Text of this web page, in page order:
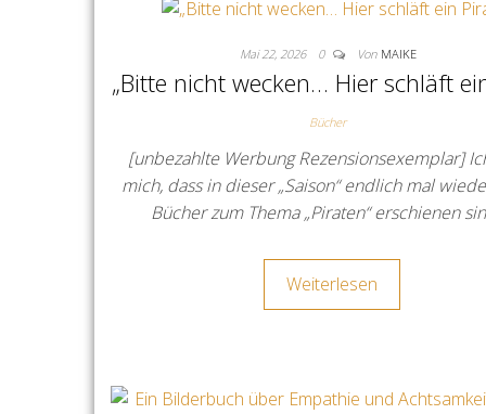
Mai 22, 2026 0 Von MAIKE
„Bitte nicht wecken… Hier schläft
Bücher
[unbezahlte Werbung Rezensionsexemplar]
mich, dass in dieser „Saison“ endlich mal
Bücher zum Thema „Piraten“ erschienen
Weiterlesen